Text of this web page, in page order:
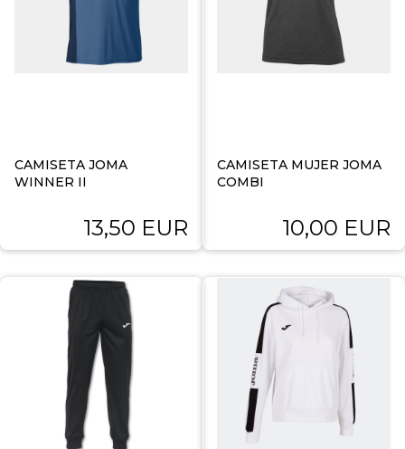
CAMISETA JOMA
WINNER II
13,50 EUR
CAMISETA MUJER JOMA
COMBI
10,00 EUR